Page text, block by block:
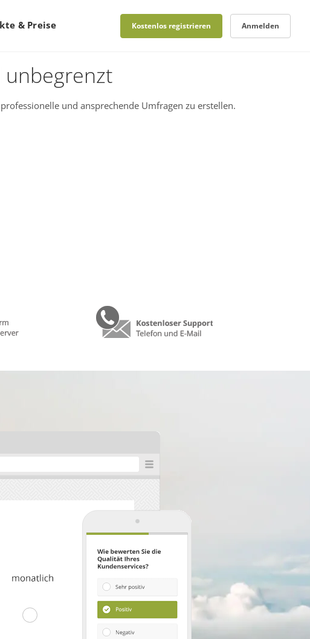
& Preise Kostenlos registrieren Anmelden
unbegrenzt
und ansprechende Umfragen zu erstellen.